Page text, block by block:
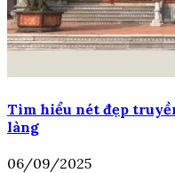
Tìm hiểu nét đẹp
làng
06/09/2025